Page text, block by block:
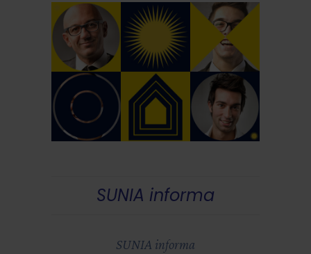
SUNIA informa
SUNIA informa